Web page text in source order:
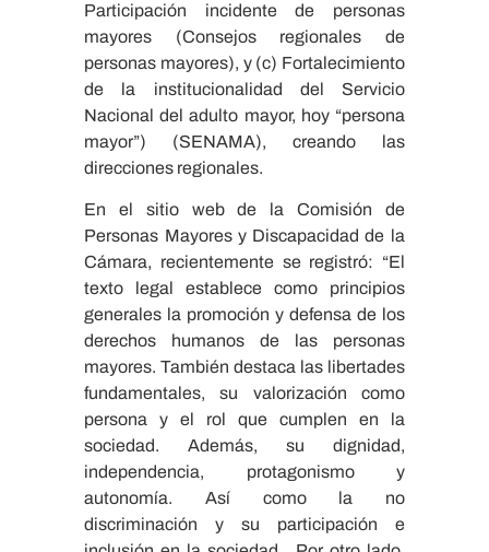
Participación incidente de personas
mayores (Consejos regionales de
personas mayores), y (c) Fortalecimiento
de la institucionalidad del Servicio
Nacional del adulto mayor, hoy “persona
mayor”) (SENAMA), creando las
direcciones regionales.
En el sitio web de la Comisión de
Personas Mayores y Discapacidad de la
Cámara, recientemente se registró: “El
texto legal establece como principios
generales la promoción y defensa de los
derechos humanos de las personas
mayores. También destaca las libertades
fundamentales, su valorización como
persona y el rol que cumplen en la
sociedad. Además, su dignidad,
independencia, protagonismo y
autonomía. Así como la no
discriminación y su participación e